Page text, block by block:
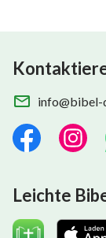
info@bibel-
Leichte